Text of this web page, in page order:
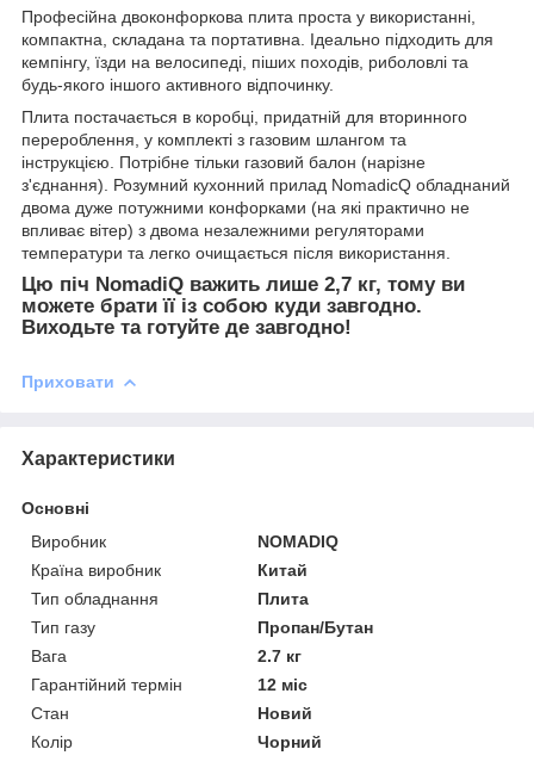
Професійна двоконфоркова плита проста у використанні,
компактна, складана та портативна. Ідеально підходить для
кемпінгу, їзди на велосипеді, піших походів, риболовлі та
будь-якого іншого активного відпочинку.
Плита постачається в коробці, придатній для вторинного
перероблення, у комплекті з газовим шлангом та
інструкцією. Потрібне тільки газовий балон (нарізне
з'єднання). Розумний кухонний прилад NomadicQ обладнаний
двома дуже потужними конфорками (на які практично не
впливає вітер) з двома незалежними регуляторами
температури та легко очищається після використання.
Цю піч NomadiQ важить лише 2,7 кг, тому ви
можете брати її із собою куди завгодно.
Виходьте та готуйте де завгодно!
Приховати
Характеристики
Основні
Виробник
NOMADIQ
Країна виробник
Китай
Тип обладнання
Плита
Тип газу
Пропан/Бутан
Вага
2.7 кг
Гарантійний термін
12 міс
Стан
Новий
Колір
Чорний